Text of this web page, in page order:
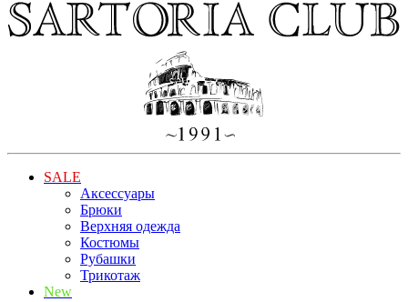
SALE
Аксессуары
Брюки
Верхняя одежда
Костюмы
Рубашки
Трикотаж
New